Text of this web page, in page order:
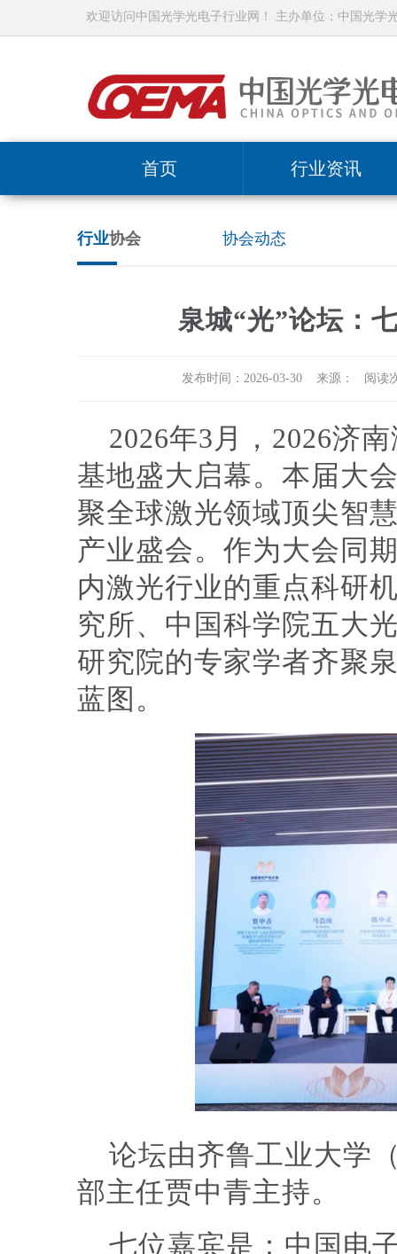
欢迎访问中国光学光电子行业网！ 主办单位：中国光学
首页 行业资讯
行业协会 协会动态
泉城“光”论坛：
发布时间：2026-03-30 来源： 阅读
2026年3月，2026济
基地盛大启幕。本届大
聚全球激光领域顶尖智
产业盛会。作为大会同
内激光行业的重点科研
究所、中国科学院五大
研究院的专家学者齐聚
蓝图。
论坛由齐鲁工业大学
部主任贾中青主持。
七位嘉宾是：中国电